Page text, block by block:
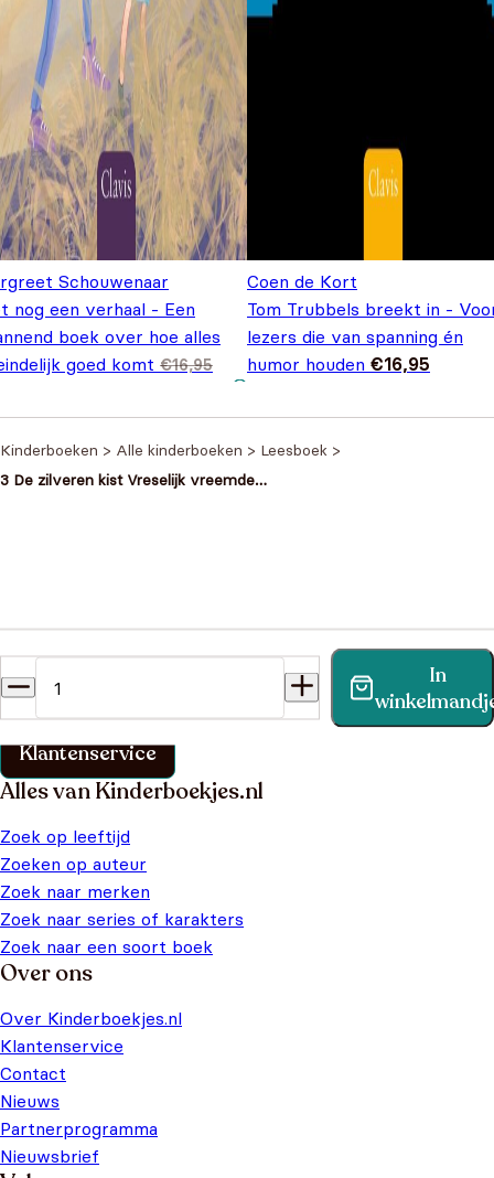
Schouwenaar
nog een verhaal - Een
boek over hoe alles
goed komt €16,95
Coen de Kort
Tom Trubbels breekt in -
lezers die van spanning én
humor houden €16,95
Kinderboeken > Alle kinderboeken > Leesboek >
3 De zilveren kist Vreselijk vreemde
In
Vind binnen no-time antwoord op je vraag op onze
klantenservice pagina.
Klantenservice
Alles van Kinderboekjes.nl
Zoek op leeftijd
Zoeken op auteur
Zoek naar merken
Zoek naar series of karakters
Zoek naar een soort boek
Over ons
Over Kinderboekjes.nl
Klantenservice
Contact
Nieuws
Partnerprogramma
Nieuwsbrief